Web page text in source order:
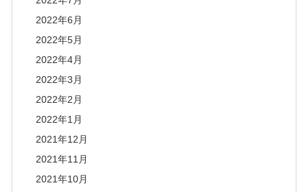
2022年6月
2022年5月
2022年4月
2022年3月
2022年2月
2022年1月
2021年12月
2021年11月
2021年10月